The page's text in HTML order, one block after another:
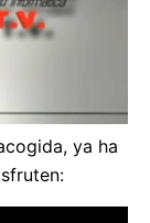
ya ha